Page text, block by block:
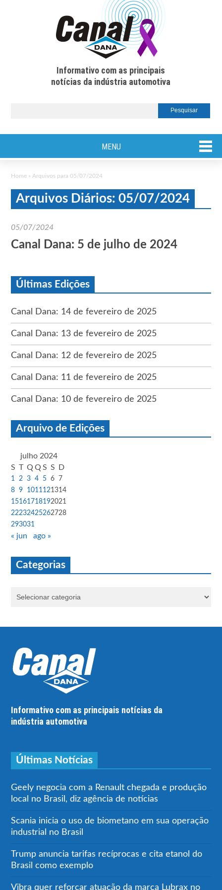
Informativo com as principais
notícias da indústria automotiva
MENU
Home » Arquivos para 05/07/2024
Arquivos Diários: 05/07/2024
05/07/2024
Canal Dana: 5 de julho de 2024
Últimas Edições
Canal Dana: 14 de fevereiro de 2025
Canal Dana: 13 de fevereiro de 2025
Canal Dana: 12 de fevereiro de 2025
Canal Dana: 11 de fevereiro de 2025
Canal Dana: 10 de fevereiro de 2025
Arquivo de Edições
julho 2024
S T Q Q S S D
1 2 3 4 5 6
7
8 9 1011 121314
15161718192021
22232425262728
293031
« jun ago »
Categorias
Informativo com as principais notícias da
indústria automotiva
Últimas Notícias
Geely negocia com a Renault chegada e produção
local no Brasil, diz agência de notícias
Scania inicia o uso de biometano em sua operação
industrial no Brasil
Trump anuncia tarifas recíprocas e cita etanol do
Brasil como exemplo
Vibra quer reforçar atuação da marca Lubrax no